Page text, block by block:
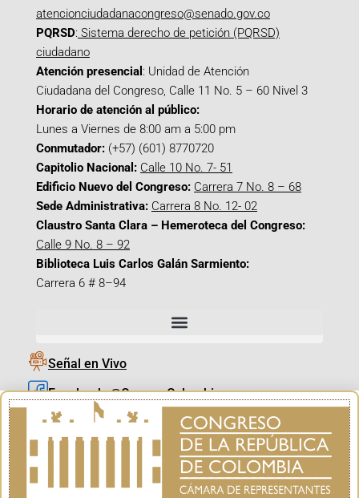
atencionciudadanacongreso@senado.gov.co
PQRSD: Sistema derecho de petición (PQRSD)
ciudadano
Atención presencial : Unidad de Atención
Ciudadana del Congreso, Calle 11 No. 5 – 60 Nivel 3
Horario de atención al público:
Lunes a Viernes de 8:00 am a 5:00 pm
Conmutador: (+57) (601) 8770720
Capitolio Nacional: Calle 10 No. 7- 51
Edificio Nuevo del Congreso: Carrera 7 No. 8 – 68
Sede Administrativa: Carrera 8 No. 12- 02
Claustro Santa Clara – Hemeroteca del Congreso:
Calle 9 No. 8 – 92
Biblioteca Luis Carlos Galán Sarmiento:
Carrera 6 # 8–94
Señal en Vivo
Facebook_@CamaraColombia
Instagram_@CamaraColombia
X_@CamaraColombia
Youtube_@CamaraColombia